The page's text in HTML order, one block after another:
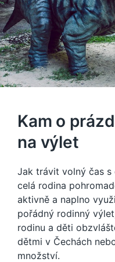
Kam o
na výlet
Jak trávit volný čas s
celá rodina
aktivně a naplno
pořádný rodinný
rodinu a děti
dětmi v Čechách
množství.